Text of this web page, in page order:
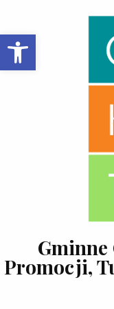
Open toolbar
Promocji,